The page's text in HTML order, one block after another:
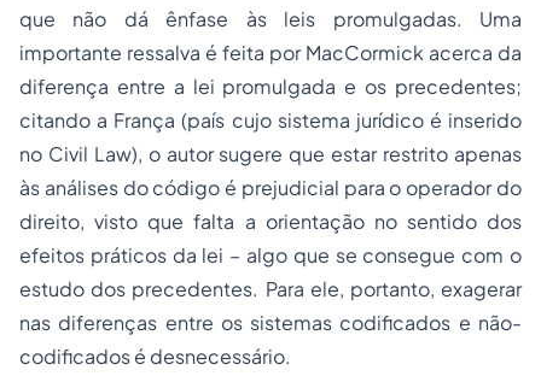
que não dá ênfase às leis promulgadas. Uma
importante ressalva é feita por MacCormick acerca da
diferença entre a lei promulgada e os precedentes;
citando a França (país cujo sistema jurídico é inserido
no Civil Law), o autor sugere que estar restrito apenas
às análises do código é prejudicial para o operador do
direito, visto que falta a orientação no sentido dos
efeitos práticos da lei – algo que se consegue com o
estudo dos precedentes. Para ele, portanto, exagerar
nas diferenças entre os sistemas codificados e não-
codificados é desnecessário.